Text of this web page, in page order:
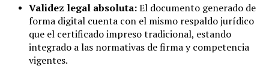
Validez legal absoluta:El documento generado de
forma digital cuenta con el mismo respaldo jurídico
que el certificado impreso tradicional, estando
integrado a las normativas de firma y competencia
vigentes.